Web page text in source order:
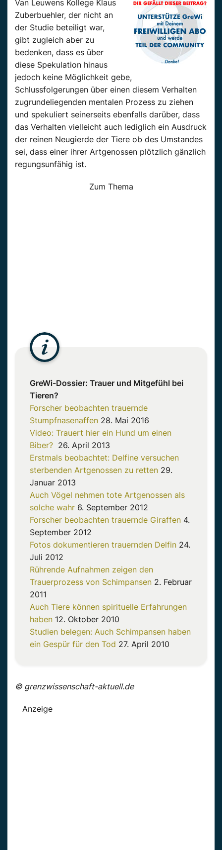
Van Leuwens Kollege Klaus
Zuberbuehler, der nicht an
der Studie beteiligt war,
gibt zugleich aber zu
bedenken, dass es über
diese Spekulation hinaus
jedoch keine Möglichkeit gebe,
Schlussfolgerungen über einen diesem Verhalten
zugrundeliegenden mentalen Prozess zu ziehen
und spekuliert seinerseits ebenfalls darüber, dass
das Verhalten vielleicht auch lediglich ein Ausdruck
der reinen Neugierde der Tiere ob des Umstandes
sei, dass einer ihrer Artgenossen plötzlich gänzlich
regungsunfähig ist.
Zum Thema
GreWi-Dossier: Trauer und Mitgefühl bei
Tieren?
Forscher beobachten trauernde
Stumpfnasenaffen 28. Mai 2016
Video: Trauert hier ein Hund um einen
Biber? 26. April 2013
Erstmals beobachtet: Delfine versuchen
sterbenden Artgenossen zu retten 29.
Januar 2013
Auch Vögel nehmen tote Artgenossen als
solche wahr 6. September 2012
Forscher beobachten trauernde Giraffen 4.
September 2012
Fotos dokumentieren trauernden Delfin 24.
Juli 2012
Rührende Aufnahmen zeigen den
Trauerprozess von Schimpansen 2. Februar
2011
Auch Tiere können spirituelle Erfahrungen
haben 12. Oktober 2010
Studien belegen: Auch Schimpansen haben
ein Gespür für den Tod 27. April 2010
© grenzwissenschaft-aktuell.de
Anzeige